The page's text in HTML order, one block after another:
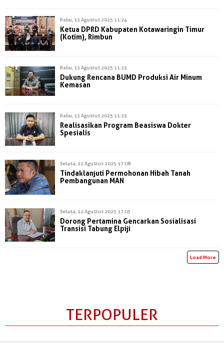
Rabu, 13 Agustus 2025 11:24
Ketua DPRD Kabupaten Kotawaringin Timur
(Kotim), Rimbun
Rabu, 13 Agustus 2025 11:23
Dukung Rencana BUMD Produksi Air Minum
Kemasan
Rabu, 13 Agustus 2025 11:23
Realisasikan Program Beasiswa Dokter
Spesialis
Selasa, 12 Agustus 2025 17:08
Tindaklanjuti Permohonan Hibah Tanah
Pembangunan MAN
Selasa, 12 Agustus 2025 17:05
Dorong Pertamina Gencarkan Sosialisasi
Transisi Tabung Elpiji
Load More
TERPOPULER